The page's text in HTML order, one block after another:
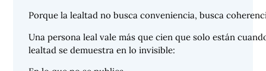
Porque la lealtad no busca conveniencia, busca
Una persona leal vale más que cien que solo están
lealtad se demuestra en lo invisible: